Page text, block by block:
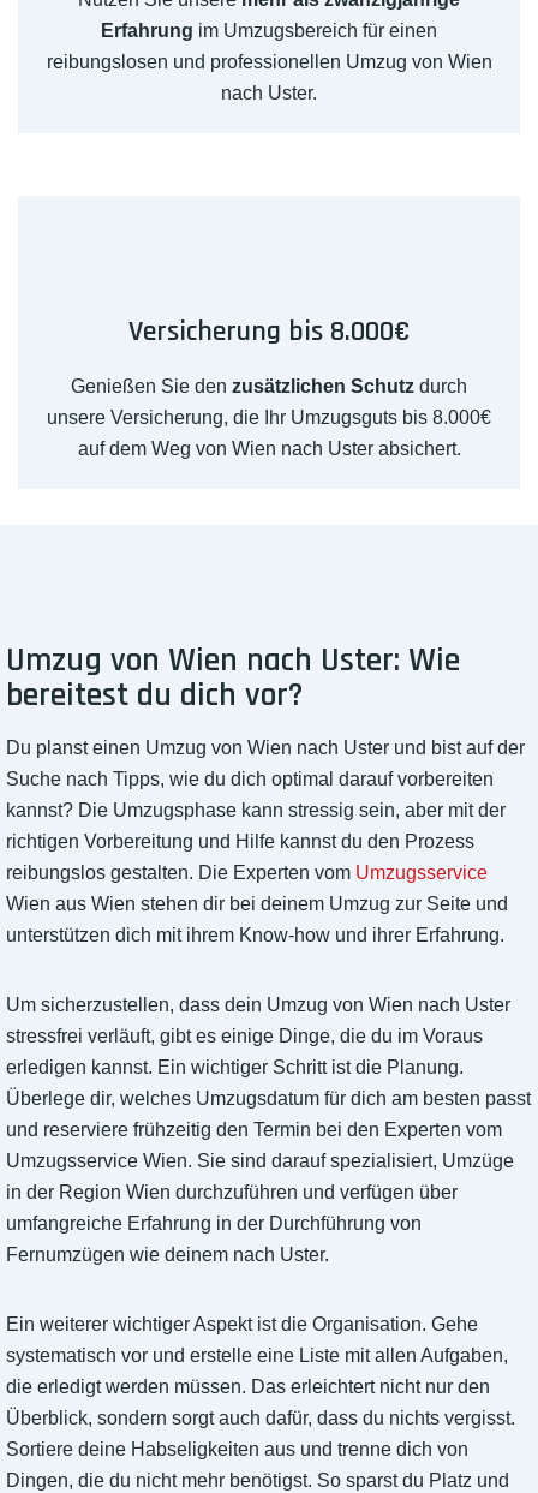
Erfahrung im Umzugsbereich für einen
reibungslosen und professionellen Umzug von Wien
nach Uster.
Versicherung bis 8.000€
Genießen Sie den zusätzlichen Schutz durch
unsere Versicherung, die Ihr Umzugsguts bis 8.000€
auf dem Weg von Wien nach Uster absichert.
Umzug von Wien nach Uster: Wie
bereitest du dich vor?
Du planst einen Umzug von Wien nach Uster und bist auf der
Suche nach Tipps, wie du dich optimal darauf vorbereiten
kannst? Die Umzugsphase kann stressig sein, aber mit der
richtigen Vorbereitung und Hilfe kannst du den Prozess
reibungslos gestalten. Die Experten vom Umzugsservice
Wien aus Wien stehen dir bei deinem Umzug zur Seite und
unterstützen dich mit ihrem Know-how und ihrer Erfahrung.
Um sicherzustellen, dass dein Umzug von Wien nach Uster
stressfrei verläuft, gibt es einige Dinge, die du im Voraus
erledigen kannst. Ein wichtiger Schritt ist die Planung.
Überlege dir, welches Umzugsdatum für dich am besten passt
und reserviere frühzeitig den Termin bei den Experten vom
Umzugsservice Wien. Sie sind darauf spezialisiert, Umzüge
in der Region Wien durchzuführen und verfügen über
umfangreiche Erfahrung in der Durchführung von
Fernumzügen wie deinem nach Uster.
Ein weiterer wichtiger Aspekt ist die Organisation. Gehe
systematisch vor und erstelle eine Liste mit allen Aufgaben,
die erledigt werden müssen. Das erleichtert nicht nur den
Überblick, sondern sorgt auch dafür, dass du nichts vergisst.
Sortiere deine Habseligkeiten aus und trenne dich von
Dingen, die du nicht mehr benötigst. So sparst du Platz und